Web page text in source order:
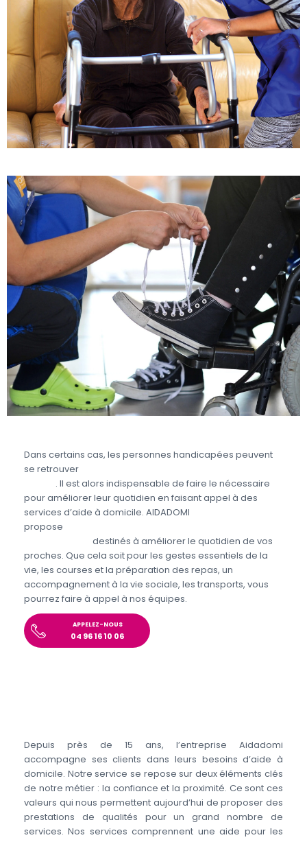
Dans certains cas, les personnes handicapées peuvent
se retrouver
. Il est alors indispensable de faire le nécessaire
pour améliorer leur quotidien en faisant appel à des
services d’aide à domicile. AIDADOMI
propose
destinés à améliorer le quotidien de vos
proches. Que cela soit pour les gestes essentiels de la
vie, les courses et la préparation des repas, un
accompagnement à la vie sociale, les transports, vous
pourrez faire à appel à nos équipes.
APPELEZ-NOUS
04 96 16 10 06
Depuis près de 15 ans, l’entreprise Aidadomi
accompagne ses clients dans leurs besoins d’aide à
domicile. Notre service se repose sur deux éléments clés
de notre métier : la confiance et la proximité. Ce sont ces
valeurs qui nous permettent aujourd’hui de proposer des
prestations de qualités pour un grand nombre de
services. Nos services comprennent une aide pour les